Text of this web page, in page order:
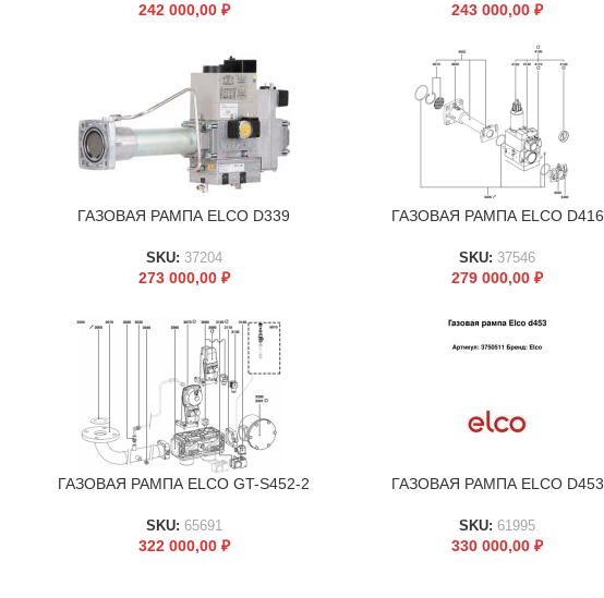
242 000,00 ₽ 243 000,00₽
В КОРЗИНУ
ГАЗОВАЯ РАМПА ELCO D339
SKU: 37204
273 000,00 ₽
В КОРЗИНУ
ГАЗОВАЯ РАМПА ELCO D416
SKU: 37546
279 000,00₽
В КОРЗИНУ
ГАЗОВАЯ РАМПА ELCO GT-S452-2
SKU: 65691
322 000,00 ₽
В КОРЗИНУ
ГАЗОВАЯ РАМПА ELCO D453
SKU:61995
330 000,00₽